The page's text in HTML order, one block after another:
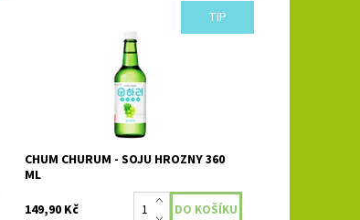
TIP
Země původu: Korea Alkohol: 12 % obj.
Skladem
CHUM CHURUM - SOJU HROZNY 360
ML
149,90 Kč